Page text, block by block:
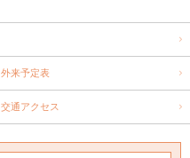
外来予定表
交通アクセス